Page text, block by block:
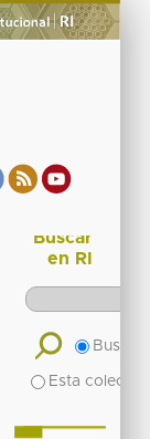
Buscar
en RI
Buscar
Esta